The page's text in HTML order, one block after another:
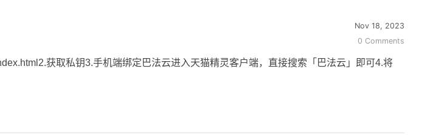
Nov 18, 2023
0 Comments
获取私钥3.手机端绑定巴法云进入天猫精灵客户端，直接搜索「巴法云」即可4.将